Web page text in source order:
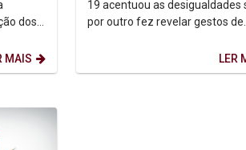
dos
MAIS
19 acentuou as desigualdades
por outro fez revelar gestos de
LER